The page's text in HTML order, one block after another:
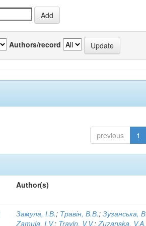
Authors/record
previous 1
Author(s)
Замула, І.В.; Травін, В.В.;Зузанська,
Zamula, I.V.; Travin, V.V.;Zuzanska, V.A.